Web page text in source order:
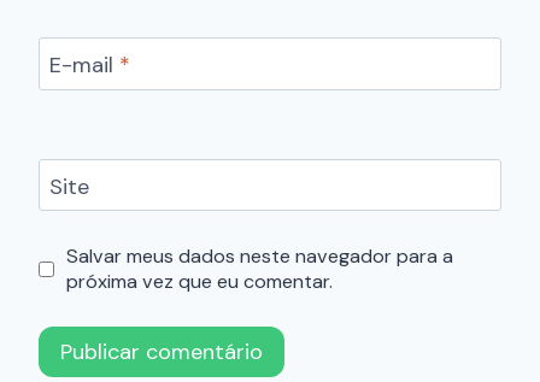
E-mail *
Site
Salvar meus dados neste navegador para a
próxima vez que eu comentar.